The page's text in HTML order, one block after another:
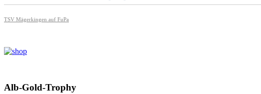
TSV Mägerkingen auf FuPa
Alb-Gold-Trophy